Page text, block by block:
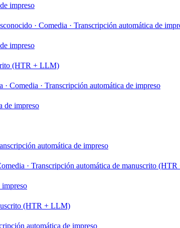
impreso
· Comedia · Transcripción automática de
impreso
(HTR + LLM)
· Comedia · Transcripción automática de impreso
de impreso
automática de impreso
· Transcripción automática de manuscrito
impreso
(HTR + LLM)
automática de impreso